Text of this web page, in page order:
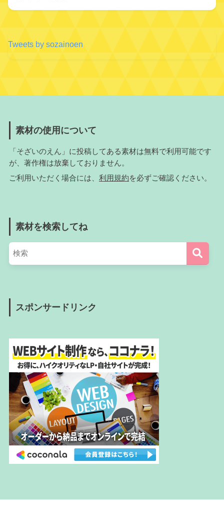
Tweets by sozainoen
素材の使用について
「そざいのえん」に投稿してある素材は無料で利用可能です
が、著作権は放棄しておりません。
ご利用いただく場合には、 利用規約を必ずご確認ください。
素材を検索してね
スポンサードリンク